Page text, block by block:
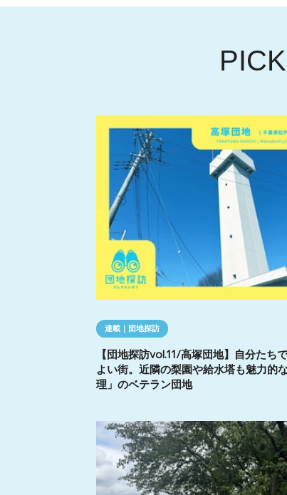
【団地探訪vol.11/高塚団地】自分たち
よい街。近隣の梨園や給水塔も魅力的
理」のベテラン団地
連載｜団地探訪